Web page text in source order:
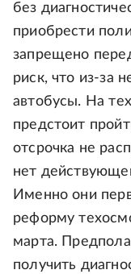
без
приобрести
запрещено
риск, что из-за
автобусы. На
предстоит
отсрочка не
нет
Именно они
реформу
марта.
получить